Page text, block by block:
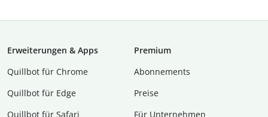
Erweiterungen & Apps
Quillbot für Chrome
Quillbot für Edge
Quillbot für Safari
Premium
Abon­ne­ments
Preise
Für Unternehmen